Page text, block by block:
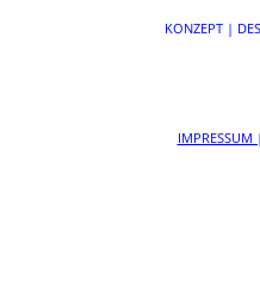
KONZEPT |
IMPRESSUM